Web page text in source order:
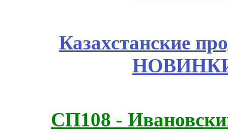
Казахстанские
СП108 -